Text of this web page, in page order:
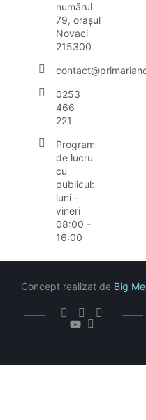
numărul
79, orașul
Novaci
215300
0253
466
221
Program
de lucru
cu
publicul:
luni -
vineri
08:00 -
16:00
Concept realizat de Big